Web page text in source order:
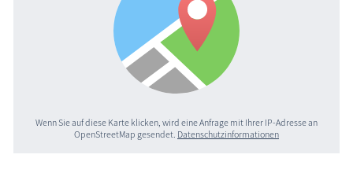
Wenn Sie auf diese Karte klicken, wird eine Anfrage mit Ihrer IP-Adresse an
OpenStreetMap gesendet. Datenschutzinformationen